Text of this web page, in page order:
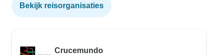
Bekijk reisorganisaties
Crucemundo